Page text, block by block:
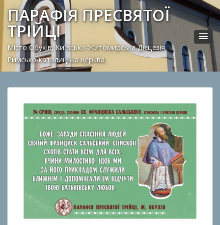
ПАРАФІЯ ПРЕСВЯТОЇ
ТРІЙЦІ
Місто Обухів, Київсько-Житомирська Дієцезія.
Римсько-католицька церква.